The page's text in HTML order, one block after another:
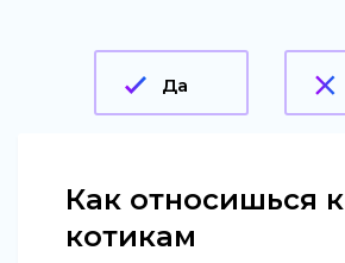
Да
Как относишься к
котикам